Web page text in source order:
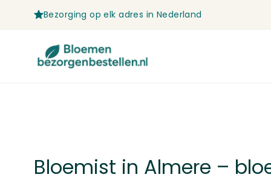
Bezorging op elk adres in Nederland
Bloemist in Almere –